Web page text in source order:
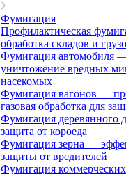
Фумигация
Профилактическая
обработка складов и
Фумигация автомобиля
уничтожение вредных
насекомых
Фумигация вагонов —
газовая обработка для
Фумигация деревянного
защита от короеда
Фумигация зерна —
защиты от вредителей
Фумигация